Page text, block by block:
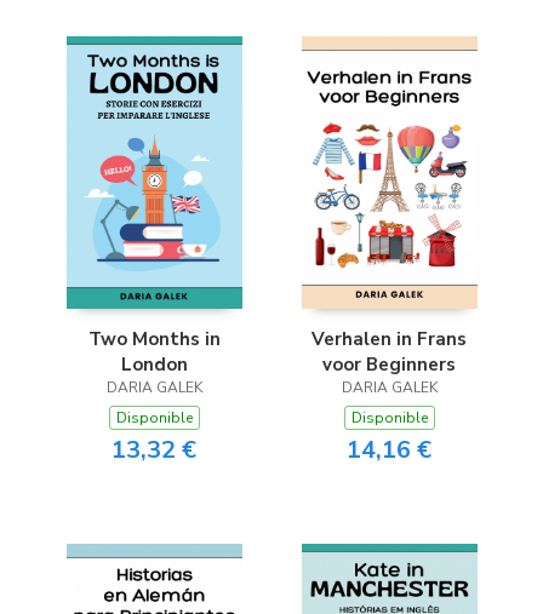
Two Months in
London
DARIA GALEK
Disponible
13,32 €
Verhalen in Frans
voor Beginners
DARIA GALEK
Disponible
14,16 €